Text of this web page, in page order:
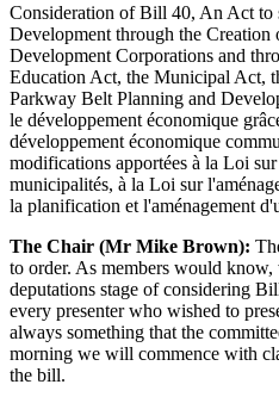
Consideration of Bill 40, An Act to
Development through the
Development Corporations and
Education Act, the Municipal Act,
Parkway Belt Planning and
le développement économique
développement économique
modifications apportées à la Loi
municipalités, à la Loi sur
la planification et l'aménagement
The Chair (Mr Mike Brown):
to order. As members would
deputations stage of considering
every presenter who wished to
always something that the
morning we will commence with
the bill.